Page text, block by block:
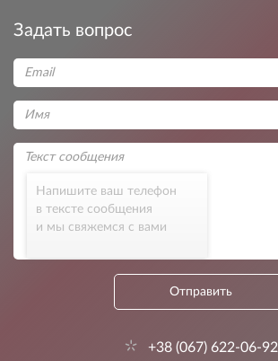
Задать вопрос
Напишите ваш телефон
в тексте сообщения
и мы свяжемся с вами
Отправить
+38 (067) 622-06-92